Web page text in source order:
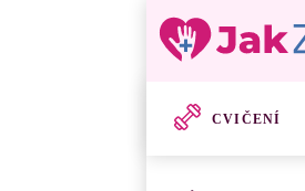
CVIČENÍ